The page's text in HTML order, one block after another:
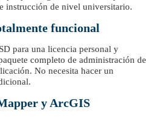
instrucción de nivel universitario.
funcional
para una licencia personal y
completo de administración de
No necesita hacer un
y ArcGIS